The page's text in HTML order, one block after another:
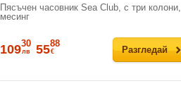
Пясъчен часовник Sea Club, с три колони,
месинг
Разгледай
10930
лв 5588
€